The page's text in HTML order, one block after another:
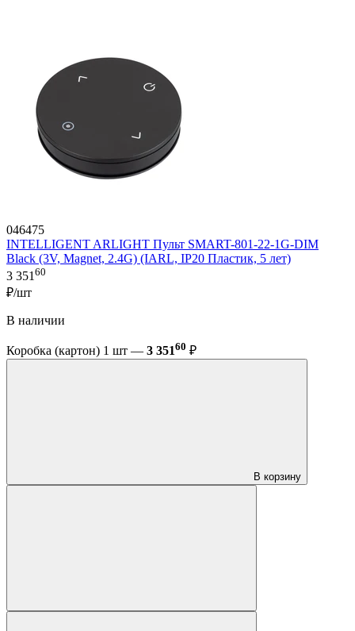
046475
INTELLIGENT ARLIGHT Пульт SMART-801-22-1G-DIM
Black (3V, Magnet, 2.4G) (IARL, IP20 Пластик, 5 лет)
3 351 60
₽/шт
В наличии
Коробка (картон) 1 шт — 3 35160 ₽
В корзину